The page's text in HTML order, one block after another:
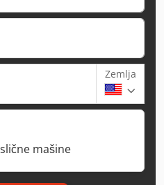
Zemlja
mašine